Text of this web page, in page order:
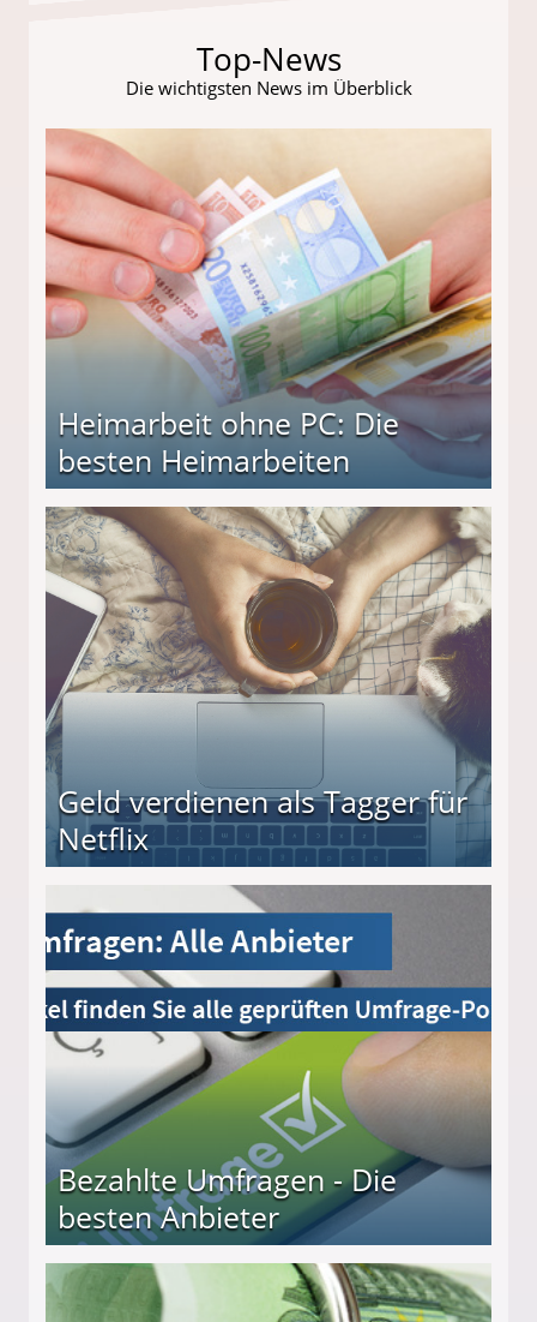
Top-News
Die wichtigsten News im Überblick
Heimarbeit ohne PC: Die
besten Heimarbeiten
Geld verdienen als Tagger für
Netflix
Bezahlte Umfragen - Die
besten Anbieter